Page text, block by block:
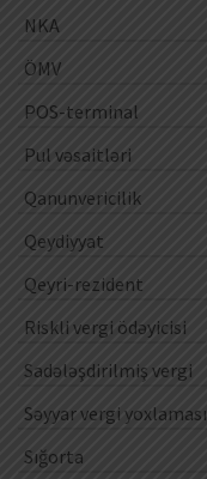
NKA
ÖMV
POS-terminal
Pul vəsaitləri
Qanunvericilik
Qeydiyyat
Qeyri-rezident
Riskli vergi ödəyicisi
Sadələşdirilmiş vergi
Səyyar vergi yoxlaması
Sığorta